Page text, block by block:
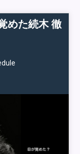
めた続木 徹